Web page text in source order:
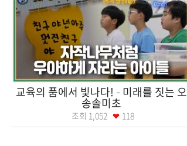
교육의 품에서 빛나다! – 미래를 짓는 오
송솔미초
조회 1,052 118